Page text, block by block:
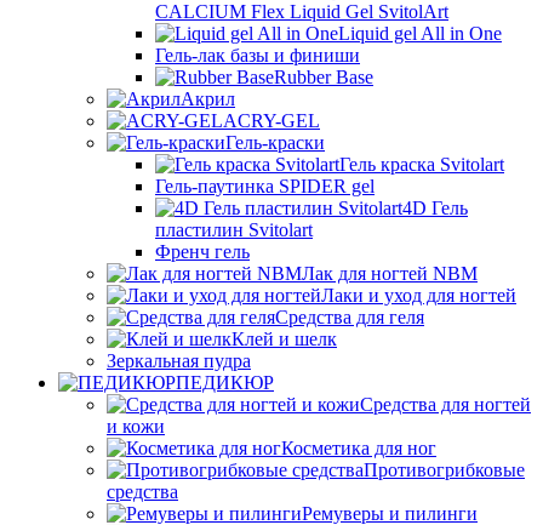
CALCIUM Flex Liquid Gel SvitolArt
Liquid gel All in One
Гель-лак базы и финиши
Rubber Base
Акрил
ACRY-GEL
Гель-краски
Гель краска Svitolart
Гель-паутинка SPIDER gel
4D Гель
пластилин Svitolart
Френч гель
Лак для ногтей NBM
Лаки и уход для ногтей
Средства для геля
Клей и шелк
Зеркальная пудра
ПЕДИКЮР
Средства для ногтей
и кожи
Косметика для ног
Противогрибковые
средства
Ремуверы и пилинги